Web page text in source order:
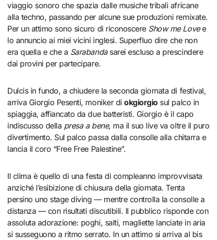
viaggio sonoro che spazia dalle musiche tribali africane
alla techno, passando per alcune sue produzioni remixate.
Per un attimo sono sicuro di riconoscere Show me Lovee
lo annuncio ai miei vicini inglesi. Superfluo dire che non
era quella e che a Sarabandasarei escluso a prescindere
dai provini per partecipare.
Dulcis in fundo, a chiudere la seconda giornata di festival,
arriva Giorgio Pesenti, moniker diokgiorgiosul palco in
spiaggia, affiancato da due batteristi. Giorgio è il capo
indiscusso della presa a bene, ma il suo live va oltre il puro
divertimento. Sul palco passa dalla consolle alla chitarra e
lancia il coro “Free Free Palestine”.
Il clima è quello di una festa di compleanno improvvisata
anziché l’esibizione di chiusura della giornata. Tenta
persino uno stage diving — mentre controlla la consolle a
distanza — con risultati discutibili. Il pubblico risponde con
assoluta adorazione: poghi, salti, magliette lanciate in aria
si susseguono a ritmo serrato. In un attimo si arriva al bis